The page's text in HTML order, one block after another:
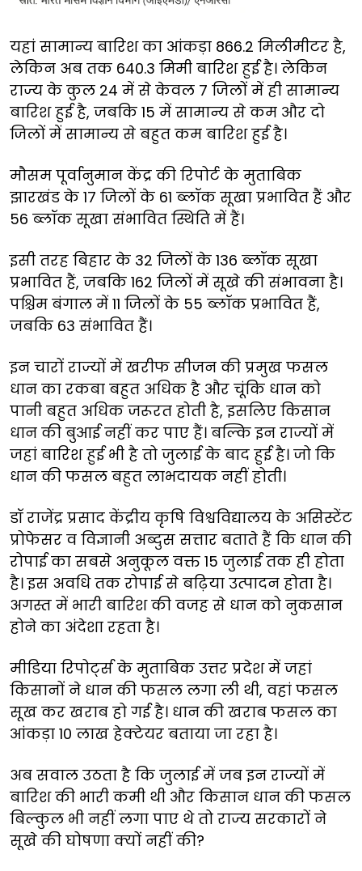
यहां सामान्य बारिश का आंकड़ा 866.2 मिलीमीटर है,
लेकिन अब तक 640.3 मिमी बारिश हुई है। लेकिन
राज्य के कुल 24 में से केवल 7 जिलों में ही सामान्य
बारिश हुई है, जबकि 15 में सामान्य से कम और दो
जिलों में सामान्य से बहुत कम बारिश हुई है।
मौसम पूर्वानुमान केंद्र की रिपोर्ट के मुताबिक
झारखंड के 17 जिलों के 61 ब्लॉक सूखा प्रभावित हैं और
56 ब्लॉक सूखा संभावित स्थिति में हैं।
इसी तरह बिहार के 32 जिलों के 136 ब्लॉक सूखा
प्रभावित हैं, जबकि 162 जिलों में सूखे की संभावना है।
पश्चिम बंगाल में 11 जिलों के 55 ब्लॉक प्रभावित हैं,
जबकि 63 संभावित हैं।
इन चारों राज्यों में खरीफ सीजन की प्रमुख फसल
धान का रकबा बहुत अधिक है और चूंकि धान को
पानी बहुत अधिक जरूरत होती है, इसलिए किसान
धान की बुआई नहीं कर पाए हैं। बल्कि इन राज्यों में
जहां बारिश हुई भी है तो जुलाई के बाद हुई है। जो कि
धान की फसल बहुत लाभदायक नहीं होती।
डॉ राजेंद्र प्रसाद केंद्रीय कृषि विश्वविद्यालय के असिस्टेंट
प्रोफेसर व विज्ञानी अब्दुस सत्तार बताते हैं कि धान की
रोपाई का सबसे अनुकूल वक्त 15 जुलाई तक ही होता
है। इस अवधि तक रोपाई से बढ़िया उत्पादन होता है।
अगस्त में भारी बारिश की वजह से धान को नुकसान
होने का अंदेशा रहता है।
मीडिया रिपोर्ट्स के मुताबिक उत्तर प्रदेश में जहां
किसानों ने धान की फसल लगा ली थी, वहां फसल
सूख कर खराब हो गई है। धान की खराब फसल का
आंकड़ा 10 लाख हेक्टेयर बताया जा रहा है।
अब सवाल उठता है कि जुलाई में जब इन राज्यों में
बारिश की भारी कमी थी और किसान धान की फसल
बिल्कुल भी नहीं लगा पाए थे तो राज्य सरकारों ने
सूखे की घोषणा क्यों नहीं की?